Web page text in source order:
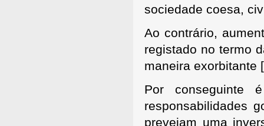
sociedade coesa,
Ao contrário,
registado no termo
maneira exorbitante
Por conseguinte
responsabilidades
prevejam uma